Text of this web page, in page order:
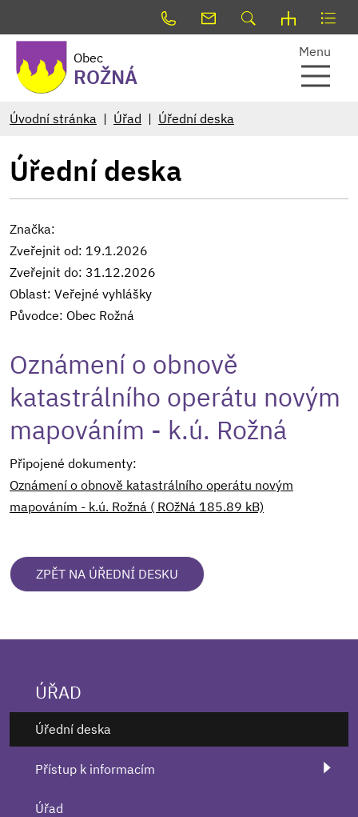
Obec
ROŽNÁ
Menu
Úvodní stránka Úřad Úřední deska
Úřední deska
Značka:
Zveřejnit od: 19.1.2026
Zveřejnit do: 31.12.2026
Oblast: Veřejné vyhlášky
Původce: Obec Rožná
Oznámení o obnově
katastrálního operátu novým
mapováním - k.ú. Rožná
Připojené dokumenty:
Oznámení o obnově katastrálního operátu novým
mapováním - k.ú. Rožná ( ROžNá 185.89 kB)
ZPĚT NA ÚŘEDNÍ DESKU
ÚŘAD
Úřední deska
Přístup k informacím
Úřad